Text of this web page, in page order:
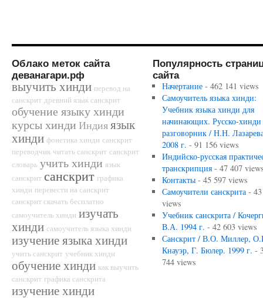
Облако меток сайта
деванагари.рф
выучить хинди перевод на
санскрит древний язык санскрит
обучение языку хинди
курсы хинди Индияязык
хинди фонетика хинди санскрит
переводчик читать санскрит санскрит
словарь учить хинди язык
санскрит санскрит графика
хинди перевести на санскрит
санскрит скачать бесплатно
самоучитель хинди изучать
хинди самоучитель языка хинди
изучение языка хинди
учить санскрит учебник хинди
обучение хинди как выучить
санскрит графика санскрита
изучение хинди
Популярность
сайта
Начертание- 462 141 views
Самоучитель языка хинди:
Учебник языка хинди для
начинающих. Русско-хинди
разговорник / Н.Н.
2008 г. - 91 156 views
Индийско-русская
транскрипция- 47 407
Контакты- 45 597 views
Самоучители санскрита- 43
views
Учебник санскрита /
В.А. 1994 г. - 42 603 views
Санскрит / В.О. Миллер,
Кнауэр, Г. Бюлер. 1999 г. -
744 views